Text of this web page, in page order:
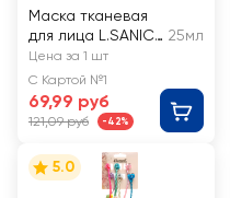
Маска тканевая
для лица L.SANIC
с экстрактом
лемонграсса и
эффектом
ароматерапии
25мл
Цена за 1 шт
С Картой №1
69,99 руб
121,09 руб -42%
5.0